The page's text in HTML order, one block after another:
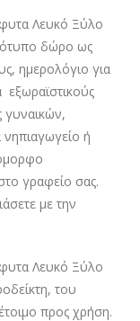
Λευκό Ξύλο
δώρο ως
ημερολόγιο για
γυναικών,
ή
γραφείο σας.
με την
Λευκό Ξύλο
του
προς χρήση.